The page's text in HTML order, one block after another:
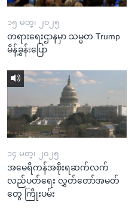
၁၅ မတ္၊ ၂၀၂၅
တရားရေးဌာနမှာ သမ္မတ Trump
မိန့်ခွန်းပြော
၁၄ မတ္၊ ၂၀၂၅
အမေရိကန်အစိုးရဆက်လက်
လည်ပတ်ရေး လွှတ်တော်အမတ်
တွေ ကြိုးပမ်း